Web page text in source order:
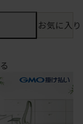
お気に入